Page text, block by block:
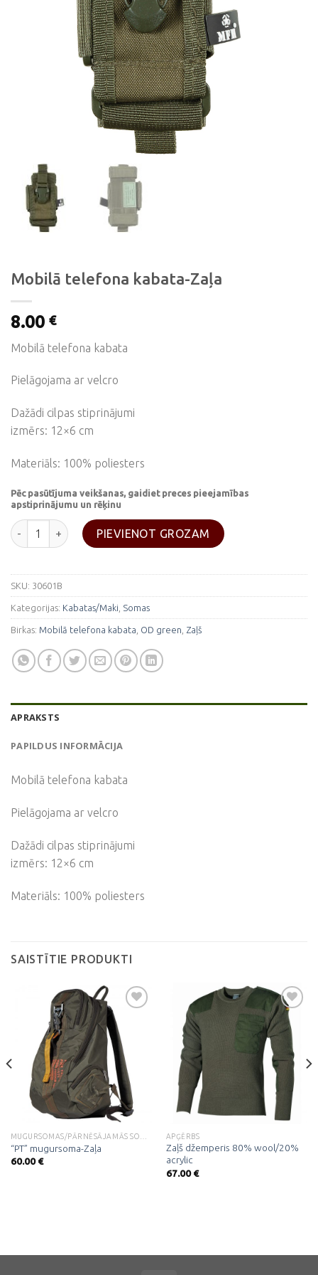
Mobilā telefona kabata-Zaļa
8.00 €
Mobilā telefona kabata
Pielāgojama ar velcro
Dažādi cilpas stiprinājumi
izmērs: 12×6 cm
Materiāls: 100% poliesters
Pēc pasūtījuma veikšanas, gaidiet preces pieejamības
apstiprinājumu un rēķinu
Mobilā telefona kabata-Zaļa daudzums
PIEVIENOT GROZAM
SKU: 30601B
Kategorijas: Kabatas/Maki Somas
Birkas: Mobilā telefona kabata OD green Zaļš
APRAKSTS
PAPILDUS INFORMĀCIJA
Mobilā telefona kabata
Pielāgojama ar velcro
Dažādi cilpas stiprinājumi
izmērs: 12×6 cm
Materiāls: 100% poliesters
SAISTĪTIE PRODUKTI
Pievienot
vēlmju
sarakstam
“PT” mugursoma-Zaļa
60.00€
Pievienot
vēlmju
sarakstam
APĢĒRBS
Zaļš džemperis 80% wool/20%
acrylic
67.00€